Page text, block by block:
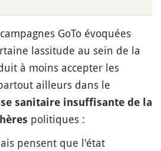
GoTo évoquées
lassitude au sein de la
à moins accepter les
ailleurs dans le
sanitaire insuffisante de la
politiques :
pensent que l'état